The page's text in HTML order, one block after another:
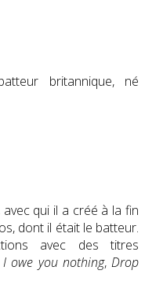
britannique, né
qui il a créé à la fin
dont il était le batteur.
avec des titres
I owe you nothing,Drop